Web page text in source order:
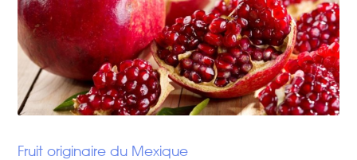
Fruit originaire du Mexique